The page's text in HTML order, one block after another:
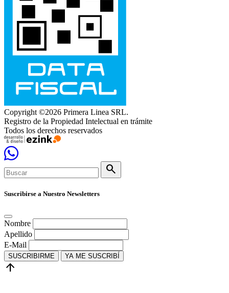
Copyright ©2026 Primera Linea SRL.
Registro de la Propiedad Intelectual en trámite
Todos los derechos reservados
search
Suscribirse a Nuestro Newsletters
Nombre
Apellido
E-Mail
SUSCRIBIRME YA ME SUSCRIBÍ
arrow_upward